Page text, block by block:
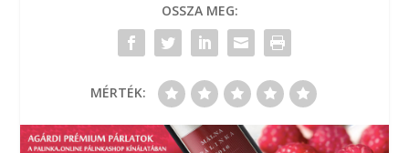
OSSZA MEG:
MÉRTÉK: